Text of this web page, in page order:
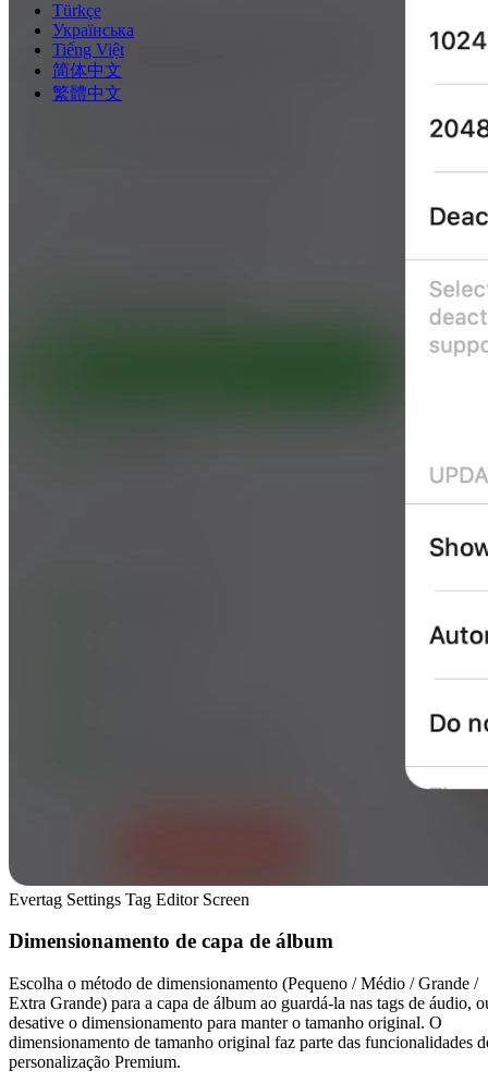
Türkçe
Українська
Tiếng Việt
简体中文
繁體中文
Evertag Settings Tag Editor Screen
Dimensionamento de capa de álbum
Escolha o método de dimensionamento (Pequeno / Médio / Grande /
Extra Grande) para a capa de álbum ao guardá-la nas tags de áudio,
desative o dimensionamento para manter o tamanho original. O
dimensionamento de tamanho original faz parte das funcionalidades
personalização Premium.